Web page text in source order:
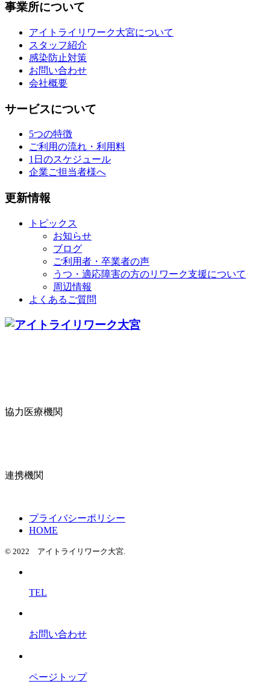
事業所について
アイトライリワーク大宮について
スタッフ紹介
感染防止対策
お問い合わせ
会社概要
サービスについて
5つの特徴
ご利用の流れ・利用料
1日のスケジュール
企業ご担当者様へ
更新情報
トピックス
お知らせ
ブログ
ご利用者・卒業者の声
うつ・適応障害の方のリワーク支援について
周辺情報
よくあるご質問
協力医療機関
連携機関
プライバシーポリシー
HOME
© 2022 アイトライリワーク大宮.
TEL
お問い合わせ
ページトップ